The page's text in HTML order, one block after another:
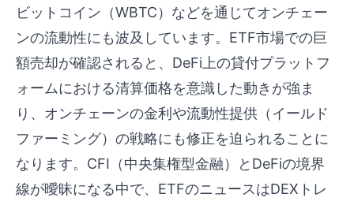
ビットコイン（WBTC）などを通じてオンチェー
ンの流動性にも波及しています。ETF市場での巨
額売却が確認されると、DeFi上の貸付プラットフ
ォームにおける清算価格を意識した動きが強ま
り、オンチェーンの金利や流動性提供（イールド
ファーミング）の戦略にも修正を迫られることに
なります。CFI（中央集権型金融）とDeFiの境界
線が曖昧になる中で、ETFのニュースはDEXトレ